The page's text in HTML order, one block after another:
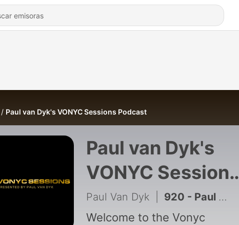
Paul van Dyk's VONYC Sessions Podcast
Paul van Dyk's
VONYC Sessions
Podcast
Paul Van Dyk 920 - Paul van Dyk's VONYC Sessions Episode 1030
Welcome to the Vonyc